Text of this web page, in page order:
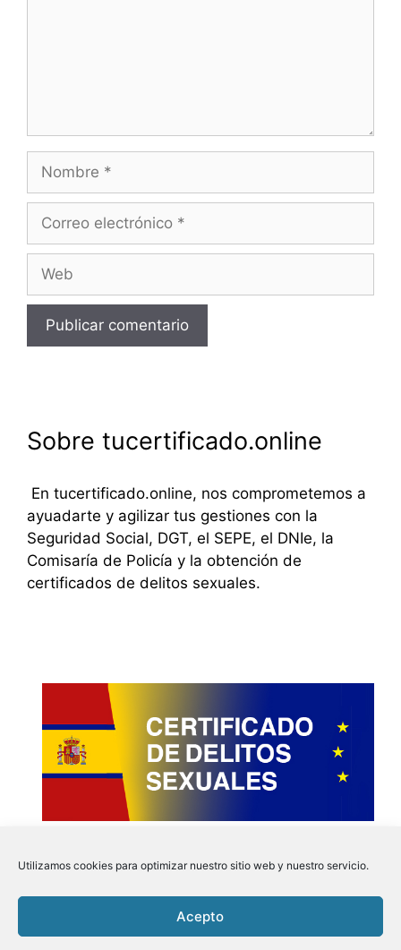
Utilizamos cookies para optimizar nuestro sitio web y nuestro servicio.
Acepto
electrónico
Sobre tucertificado.online
En tucertificado.online, nos comprometemos a
ayuadarte y agilizar tus gestiones con la
Seguridad Social, DGT, el SEPE, el DNIe, la
Comisaría de Policía y la obtención de
certificados de delitos sexuales.
Instagram